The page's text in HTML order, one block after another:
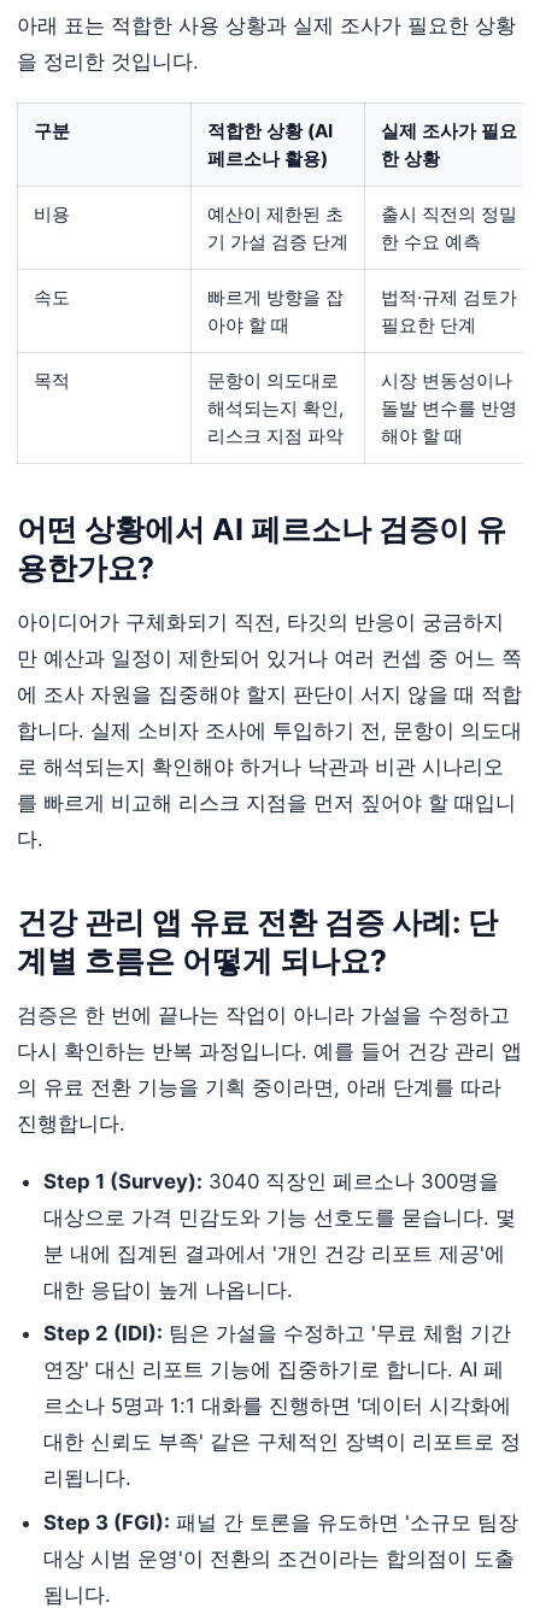
아래 표는 적합한 사용 상황과 실제 조사가 필요한 상황
을 정리한 것입니다.
구분
적합한 상황 (AI
페르소나 활용)
실제 조사가 필요
한 상황
비용
예산이 제한된 초
기 가설 검증 단계
출시 직전의 정밀
한 수요 예측
속도
빠르게 방향을 잡
아야 할 때
법적·규제 검토가
필요한 단계
목적
문항이 의도대로
해석되는지 확인,
리스크 지점 파악
시장 변동성이나
돌발 변수를 반영
해야 할 때
어떤 상황에서 AI 페르소나 검증이 유
용한가요?
아이디어가 구체화되기 직전, 타깃의 반응이 궁금하지
만 예산과 일정이 제한되어 있거나 여러 컨셉 중 어느 쪽
에 조사 자원을 집중해야 할지 판단이 서지 않을 때 적합
합니다. 실제 소비자 조사에 투입하기 전, 문항이 의도대
로 해석되는지 확인해야 하거나 낙관과 비관 시나리오
를 빠르게 비교해 리스크 지점을 먼저 짚어야 할 때입니
다.
건강 관리 앱 유료 전환 검증 사례: 단
계별 흐름은 어떻게 되나요?
검증은 한 번에 끝나는 작업이 아니라 가설을 수정하고
다시 확인하는 반복 과정입니다. 예를 들어 건강 관리 앱
의 유료 전환 기능을 기획 중이라면, 아래 단계를 따라
진행합니다.
Step 1 (Survey): 3040 직장인 페르소나 300명을
대상으로 가격 민감도와 기능 선호도를 묻습니다. 몇
분 내에 집계된 결과에서 '개인 건강 리포트 제공'에
대한 응답이 높게 나옵니다.
Step 2 (IDI): 팀은 가설을 수정하고 '무료 체험 기간
연장' 대신 리포트 기능에 집중하기로 합니다. AI 페
르소나 5명과 1:1 대화를 진행하면 '데이터 시각화에
대한 신뢰도 부족' 같은 구체적인 장벽이 리포트로 정
리됩니다.
Step 3 (FGI): 패널 간 토론을 유도하면 '소규모 팀장
대상 시범 운영'이 전환의 조건이라는 합의점이 도출
됩니다.